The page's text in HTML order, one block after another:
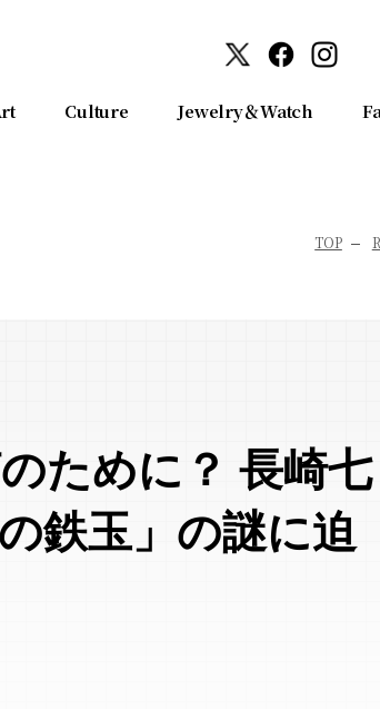
Culture Jewelry＆Watch
TOP
ために？ 長崎七
鉄玉」の謎に迫